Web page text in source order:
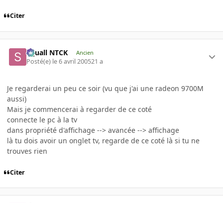
Citer
Squall NTCK Ancien
Posté(e) le 6 avril 200521 a
Je regarderai un peu ce soir (vu que j'ai une radeon 9700M
aussi)
Mais je commencerai à regarder de ce coté
connecte le pc à la tv
dans propriété d'affichage --> avancée --> affichage
là tu dois avoir un onglet tv, regarde de ce coté là si tu ne
trouves rien
Citer